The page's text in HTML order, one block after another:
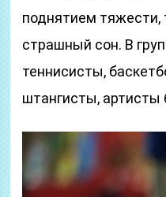
поднятием тяжести,
страшный сон. В
теннисисты,
штангисты, артисты